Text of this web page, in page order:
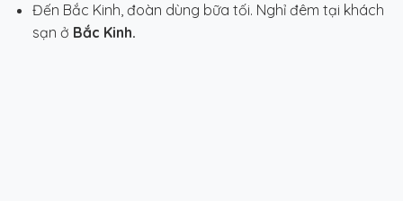
Đến Bắc Kinh, đoàn dùng bữa tối. Nghỉ đêm tại khách
sạn ở Bắc Kinh.